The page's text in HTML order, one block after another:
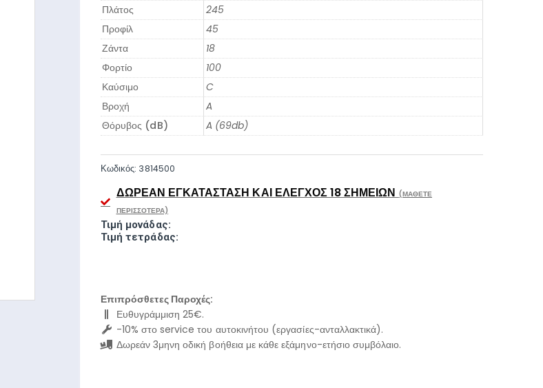
Πλάτος
245
Προφίλ
45
Ζάντα
18
Φορτίο
100
Καύσιμο
C
Βροχή
A
Θόρυβος (dB)
A (69db)
Κωδικός: 3814500
ΔΩΡΕΆΝ ΕΓΚΑΤΆΣΤΑΣΗ ΚΑΙ ΈΛΕΓΧΟΣ 18 ΣΗΜΕΊΩΝ (ΜΆΘΕΤΕ
ΠΕΡΙΣΣΌΤΕΡΑ)
Τιμή μονάδας:
Τιμή τετράδας:
Επιπρόσθετες Παροχές:
Ευθυγράμμιση 25€.
-10% στο service του αυτοκινήτου (εργασίες-ανταλλακτικά).
Δωρεάν 3μηνη οδική βοήθεια με κάθε εξάμηνο-ετήσιο συμβόλαιο.